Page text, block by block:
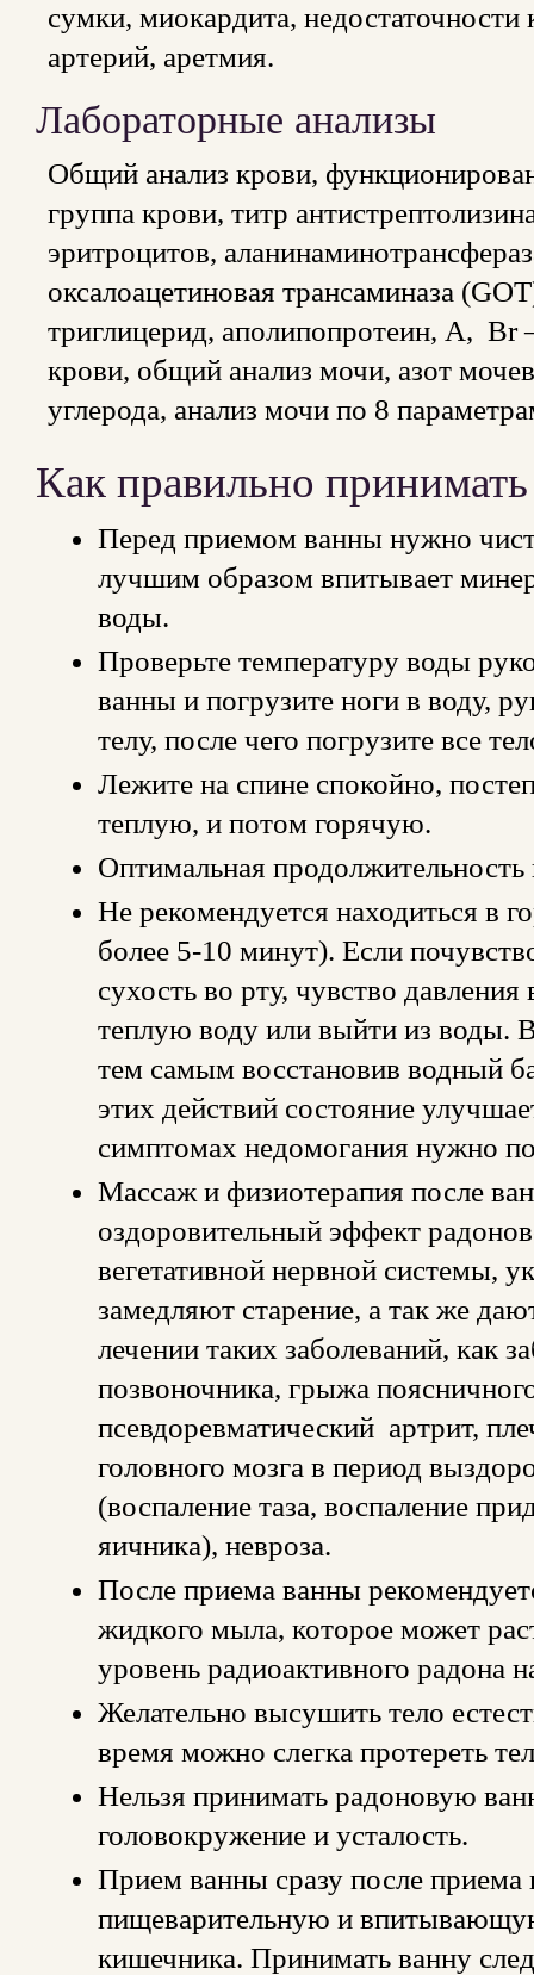
сумки, миокардита,
артерий, аретмия.
Лабораторные анализы
Общий анализ крови,
группа крови, титр
эритроцитов,
оксалоацетиновая трансаминаза
триглицерид, аполипопротеин, А, Br
крови, общий анализ мочи, азот
углерода, анализ мочи по 8
Как правильно
Перед приемом ванны нужно
лучшим образом впитывает
воды.
Проверьте температуру воды
ванны и погрузите ноги в воду,
телу, после чего погрузите все
Лежите на спине спокойно,
теплую, и потом горячую.
Оптимальная
Не рекомендуется находиться в
более 5-10 минут). Если
сухость во рту, чувство
теплую воду или выйти из воды.
тем самым восстановив водный
этих действий состояние
симптомах недомогания нужно
Массаж и физиотерапия после
оздоровительный эффект
вегетативной нервной системы,
замедляют старение, а так же
лечении таких заболеваний, как
позвоночника, грыжа
псевдоревматический артрит,
головного мозга в период
(воспаление таза, воспаление
яичника), невроза.
После приема ванны
жидкого мыла, которое может
уровень радиоактивного радона
Желательно высушить тело
время можно слегка протереть
Нельзя принимать радоновую
головокружение и усталость.
Прием ванны сразу после
пищеварительную и
кишечника. Принимать ванну